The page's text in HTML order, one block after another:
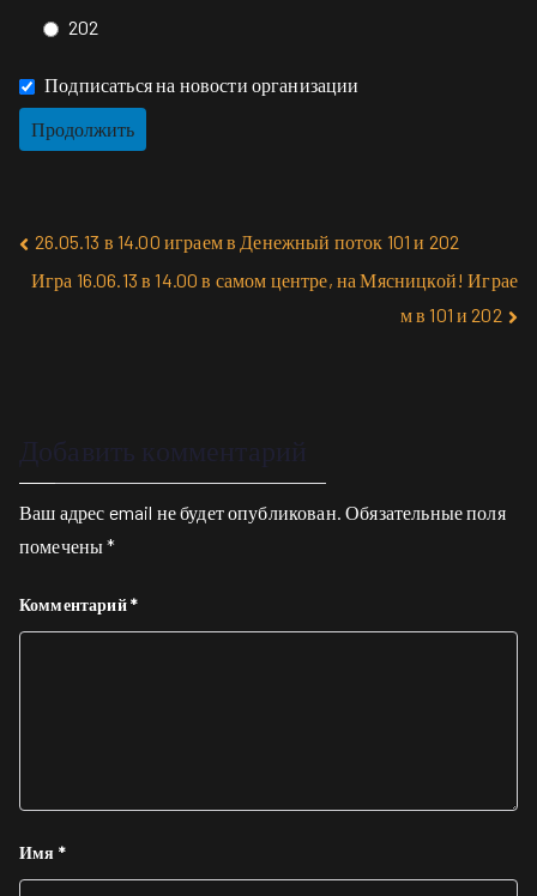
202
Подписаться на новости организации
26.05.13 в 14.00 играем в Денежный поток 101 и 202
Игра 16.06.13 в 14.00 в самом центре, на Мясницкой! Играе
м в 101 и 202
Добавить комментарий
Ваш адрес email не будет опубликован. Обязательные поля
помечены*
Комментарий*
Имя *